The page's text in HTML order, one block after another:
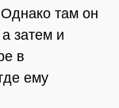
там он
затем и
в
ему